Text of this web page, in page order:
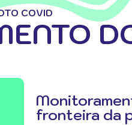
COVID
fronteira da